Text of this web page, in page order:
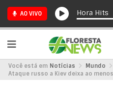
AO VIVO Hora Hits
Você está em Notícias
Mundo
Ataque russo a Kiev deixa ao